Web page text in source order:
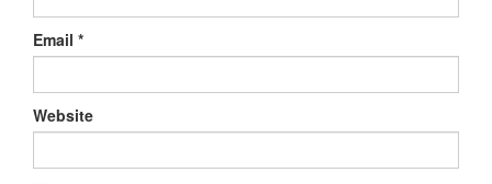
Email *
Website